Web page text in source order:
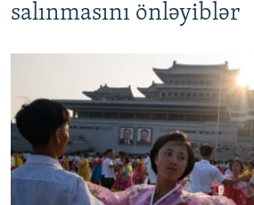
MULTIMEDIA
VIDEO
FOTOQALEREYA
İNFOQRAFIKA
RADIO ARXIV
OXU ZALI
AZƏRBAYCAN ƏDƏBIYYATI KITABXANASI
HAQQIMIZDA
MISSIYAMIZ
salınmasını önləyiblər